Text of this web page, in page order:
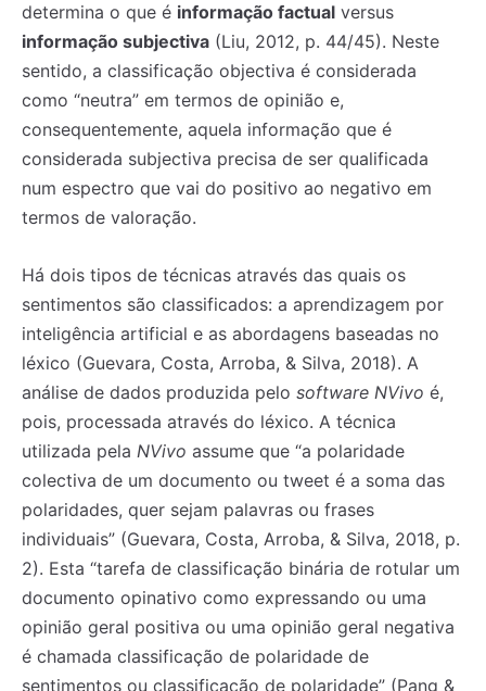
determina o que é informação factual versus
informação subjectiva (Liu, 2012, p. 44/45). Neste
sentido, a classificação objectiva é considerada
como “neutra” em termos de opinião e,
consequentemente, aquela informação que é
considerada subjectiva precisa de ser qualificada
num espectro que vai do positivo ao negativo em
termos de valoração.
Há dois tipos de técnicas através das quais os
sentimentos são classificados: a aprendizagem por
inteligência artificial e as abordagens baseadas no
léxico (Guevara, Costa, Arroba, & Silva, 2018). A
análise de dados produzida pelo software NVivo é,
pois, processada através do léxico. A técnica
utilizada pela NVivo assume que “a polaridade
colectiva de um documento ou tweet é a soma das
polaridades, quer sejam palavras ou frases
individuais” (Guevara, Costa, Arroba, & Silva, 2018, p.
2). Esta “tarefa de classificação binária de rotular um
documento opinativo como expressando ou uma
opinião geral positiva ou uma opinião geral negativa
é chamada classificação de polaridade de
sentimentos ou classificação de polaridade” (Pang &